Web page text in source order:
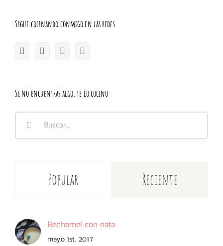
Sigue cocinando conmigo en las redes
Si no encuentras algo, te lo cocino
Buscar:
Popular Reciente
Bechamel con nata
mayo 1st, 2017